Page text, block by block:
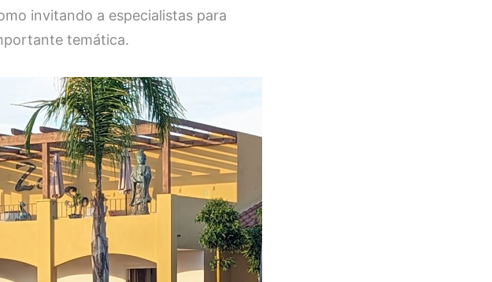
invitando a especialistas para
temática.